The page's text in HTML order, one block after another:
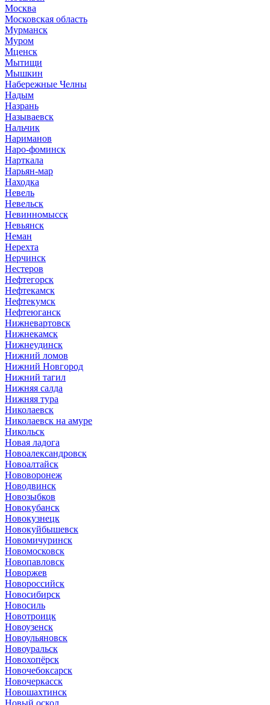
Москва
Московская область
Мурманск
Муром
Мценск
Мытищи
Мышкин
Набережные Челны
Надым
Назрань
Называевск
Нальчик
Нариманов
Наро-фоминск
Нарткала
Нарьян-мар
Находка
Невель
Невельск
Невинномысск
Невьянск
Неман
Нерехта
Нерчинск
Нестеров
Нефтегорск
Нефтекамск
Нефтекумск
Нефтеюганск
Нижневартовск
Нижнекамск
Нижнеудинск
Нижний ломов
Нижний Новгород
Нижний тагил
Нижняя салда
Нижняя тура
Николаевск
Николаевск на амуре
Никольск
Новая ладога
Новоалександровск
Новоалтайск
Нововоронеж
Новодвинск
Новозыбков
Новокубанск
Новокузнецк
Новокуйбышевск
Новомичуринск
Новомосковск
Новопавловск
Новоржев
Новороссийск
Новосибирск
Новосиль
Новотроицк
Новоузенск
Новоульяновск
Новоуральск
Новохопёрск
Новочебоксарск
Новочеркасск
Новошахтинск
Новый оскол